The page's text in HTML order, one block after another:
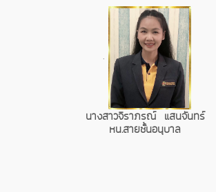
.
นางสาวจิราภรณ์ แสนจันทร์
หน.สายชั้นอนุบาล